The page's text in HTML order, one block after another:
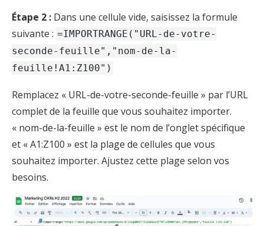
Étape 2 : Dans une cellule vide, saisissez la formule
suivante : =IMPORTRANGE("URL-de-votre-
seconde-feuille","nom-de-la-
feuille!A1:Z100")
Remplacez « URL-de-votre-seconde-feuille » par l’URL
complet de la feuille que vous souhaitez importer.
« nom-de-la-feuille » est le nom de l’onglet spécifique
et « A1:Z100 » est la plage de cellules que vous
souhaitez importer. Ajustez cette plage selon vos
besoins.